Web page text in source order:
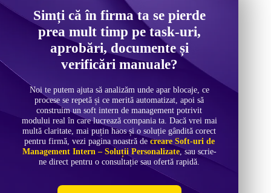
Simți că în firma ta se pierde
prea mult timp pe task-uri,
aprobări, documente și
verificări manuale?
Noi te putem ajuta să analizăm unde apar blocaje, ce
procese se repetă și ce merită automatizat, apoi să
construim un soft intern de management potrivit
modului real în care lucrează compania ta. Dacă vrei mai
multă claritate, mai puțin haos și o soluție gândită corect
pentru firmă, vezi pagina noastră decreare Soft-uri de
Management Intern – Soluții Personalizate, sau scrie-
ne direct pentru o consultație sau ofertă rapidă.